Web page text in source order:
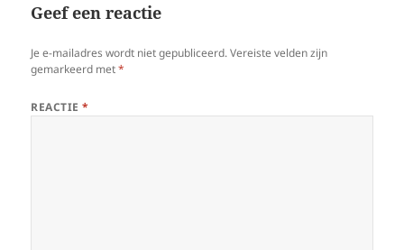
Geef een reactie
Je e-mailadres wordt niet gepubliceerd. Vereiste velden zijn
gemarkeerd met*
REACTIE*